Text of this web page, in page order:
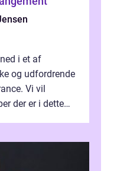
i et af
og udfordrende
Vi vil
der er i dette